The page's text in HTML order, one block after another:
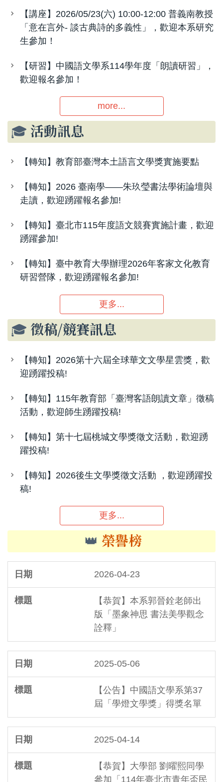
【講座】2026/05/23(六) 10:00-12:00 普義南教授
「意在言外- 談古典詩的多義性」，歡迎本系研究
生參加！
【研習】中國語文學系114學年度「朗讀研習」，
歡迎報名參加！
more...
🎓 活動訊息
【轉知】教育部臺灣本土語言文學獎實施要點
【轉知】2026 臺南學——朱玖瑩書法學術論壇與
走讀，歡迎踴躍報名參加!
【轉知】臺北市115年度語文競賽實施計畫，歡迎
踴躍參加!
【轉知】臺中教育大學辦理2026年客家文化教育
研習營隊，歡迎踴躍報名參加!
更多...
🎓 徵稿/競賽訊息
【轉知】2026第十六屆全球華文文學星雲獎，歡
迎踴躍投稿!
【轉知】115年教育部「臺灣客語朗讀文章」徵稿
活動，歡迎師生踴躍投稿!
【轉知】第十七屆桃城文學獎徵文活動，歡迎踴
躍投稿!
【轉知】2026後生文學獎徵文活動 ，歡迎踴躍投
稿!
更多...
👑 榮譽榜
2026-04-23
【恭賀】本系郭晉銓老師出
版「墨象神思 書法美學觀念
詮釋」
2025-05-06
【公告】中國語文學系第37
屆「學燈文學獎」得獎名單
2025-04-14
【恭賀】大學部 劉曜熙同學
參加「114年臺北市青年盃民